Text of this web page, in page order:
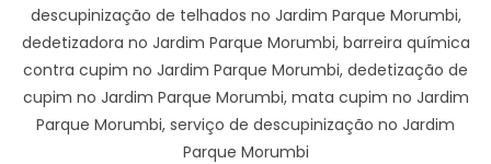
descupinização de telhados no Jardim Parque Morumbi,
dedetizadora no Jardim Parque Morumbi, barreira química
contra cupim no Jardim Parque Morumbi, dedetização de
cupim no Jardim Parque Morumbi, mata cupim no Jardim
Parque Morumbi, serviço de descupinização no Jardim
Parque Morumbi